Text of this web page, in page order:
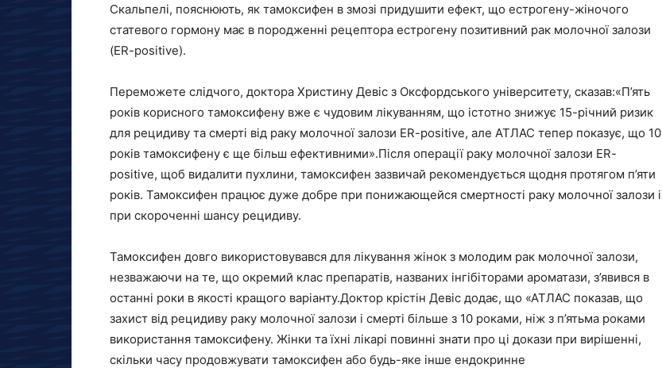
Скальпелі, пояснюють, як тамоксифен в змозі придушити ефект, що естрогену-жіночого
статевого гормону має в породженні рецептора естрогену позитивний рак молочної залози
(ER-positive).
Переможете слідчого, доктора Христину Девіс з Оксфордського університету, сказав:«П’ять
років корисного тамоксифену вже є чудовим лікуванням, що істотно знижує 15-річний ризик
для рецидиву та смерті від раку молочної залози ER-positive, але АТЛАС тепер показує, що 10
років тамоксифену є ще більш ефективними».Після операції раку молочної залози ER-
positive, щоб видалити пухлини, тамоксифен зазвичай рекомендується щодня протягом п’яти
років. Тамоксифен працює дуже добре при понижающейся смертності раку молочної залози і
при скороченні шансу рецидиву.
Тамоксифен довго використовувався для лікування жінок з молодим рак молочної залози,
незважаючи на те, що окремий клас препаратів, названих інгібіторами ароматази, з’явився в
останні роки в якості кращого варіанту.Доктор крістін Девіс додає, що «АТЛАС показав, що
захист від рецидиву раку молочної залози і смерті більше з 10 роками, ніж з п’ятьма роками
використання тамоксифену. Жінки та їхні лікарі повинні знати про ці докази при вирішенні,
скільки часу продовжувати тамоксифен або будь-яке інше ендокринне